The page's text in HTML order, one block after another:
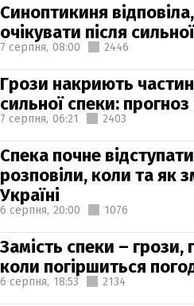
Синоптикиня
очікувати після
7 серпня, 08:00 2446
Грози накриють
сильної спеки:
7 серпня, 06:21 2403
Спека почне
розповіли, коли та як
Україні
6 серпня, 20:00 1076
Замість спеки – грози,
коли погіршиться
6 серпня, 18:53 2134